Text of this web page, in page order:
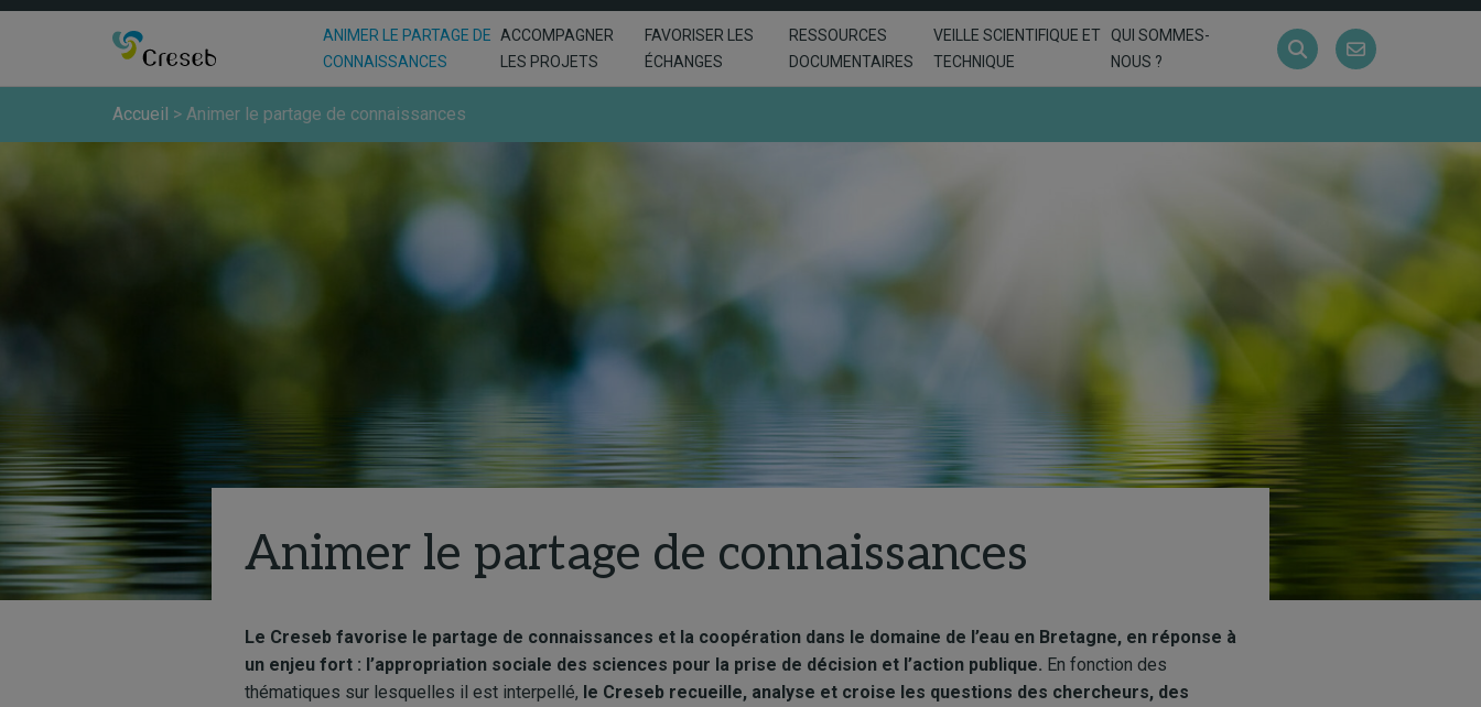
ANIMER LE PARTAGE DE
CONNAISSANCES
ACCOMPAGNER
LES PROJETS
FAVORISER LES
ÉCHANGES
RESSOURCES
DOCUMENTAIRES
VEILLE SCIENTIFIQUE ET
TECHNIQUE
QUI SOMMES-
NOUS ?
Accueil > Animer le partage de connaissances
Animer le partage de connaissances
Le Creseb favorise le partage de connaissances et la coopération dans le domaine de l’eau en Bretagne, en réponse à
un enjeu fort : l’appropriation sociale des sciences pour la prise de décision et l’action publique. En fonction des
thématiques sur lesquelles il est interpellé, le Creseb recueille, analyse et croise les questions des chercheurs, des